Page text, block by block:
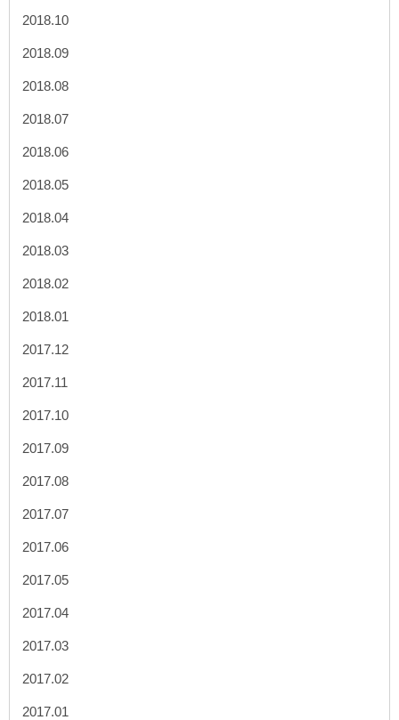
2018.10
2018.09
2018.08
2018.07
2018.06
2018.05
2018.04
2018.03
2018.02
2018.01
2017.12
2017.11
2017.10
2017.09
2017.08
2017.07
2017.06
2017.05
2017.04
2017.03
2017.02
2017.01